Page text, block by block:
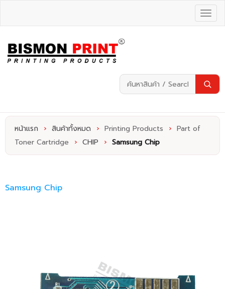
หน้าแรก › สินค้าทั้งหมด › Printing Products › Part of
Toner Cartridge
› CHIP › Samsung Chip
Samsung Chip